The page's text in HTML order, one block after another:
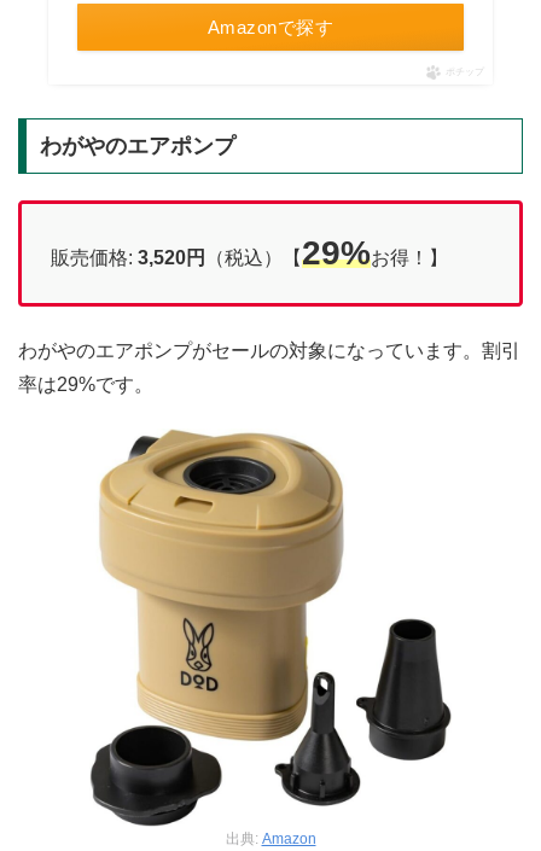
Amazonで探す
ポチップ
わがやのエアポンプ
販売価格: 3,520円 （税込）【29%お得！】
わがやのエアポンプがセールの対象になっています。割引
率は29%です。
出典: Amazon